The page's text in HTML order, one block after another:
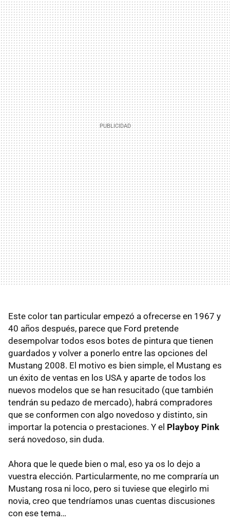
Este color tan particular empezó a ofrecerse en 1967 y
40 años después, parece que Ford pretende
desempolvar todos esos botes de pintura que tienen
guardados y volver a ponerlo entre las opciones del
Mustang 2008. El motivo es bien simple, el Mustang es
un éxito de ventas en los USA y aparte de todos los
nuevos modelos que se han resucitado (que también
tendrán su pedazo de mercado), habrá compradores
que se conformen con algo novedoso y distinto, sin
importar la potencia o prestaciones. Y el Playboy Pink
será novedoso, sin duda.
Ahora que le quede bien o mal, eso ya os lo dejo a
vuestra elección. Particularmente, no me compraría un
Mustang rosa ni loco, pero si tuviese que elegirlo mi
novia, creo que tendríamos unas cuentas discusiones
con ese tema…